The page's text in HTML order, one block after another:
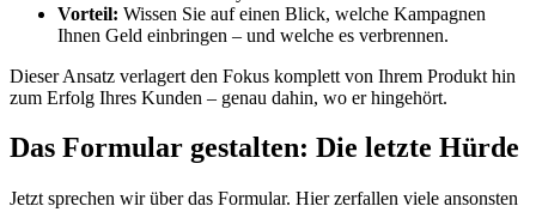
Vorteil: Wissen Sie auf einen Blick, welche Kampagnen
Ihnen Geld einbringen – und welche es verbrennen.
Dieser Ansatz verlagert den Fokus komplett von Ihrem Produkt hin
zum Erfolg Ihres Kunden – genau dahin, wo er hingehört.
Das Formular gestalten: Die letzte Hürde
Jetzt sprechen wir über das Formular. Hier zerfallen viele ansonsten